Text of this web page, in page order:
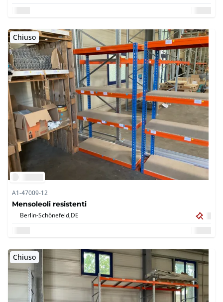
Chiuso
A1-47009-12
Mensoleoli resistenti
Berlin-Schönefeld,DE
Chiuso